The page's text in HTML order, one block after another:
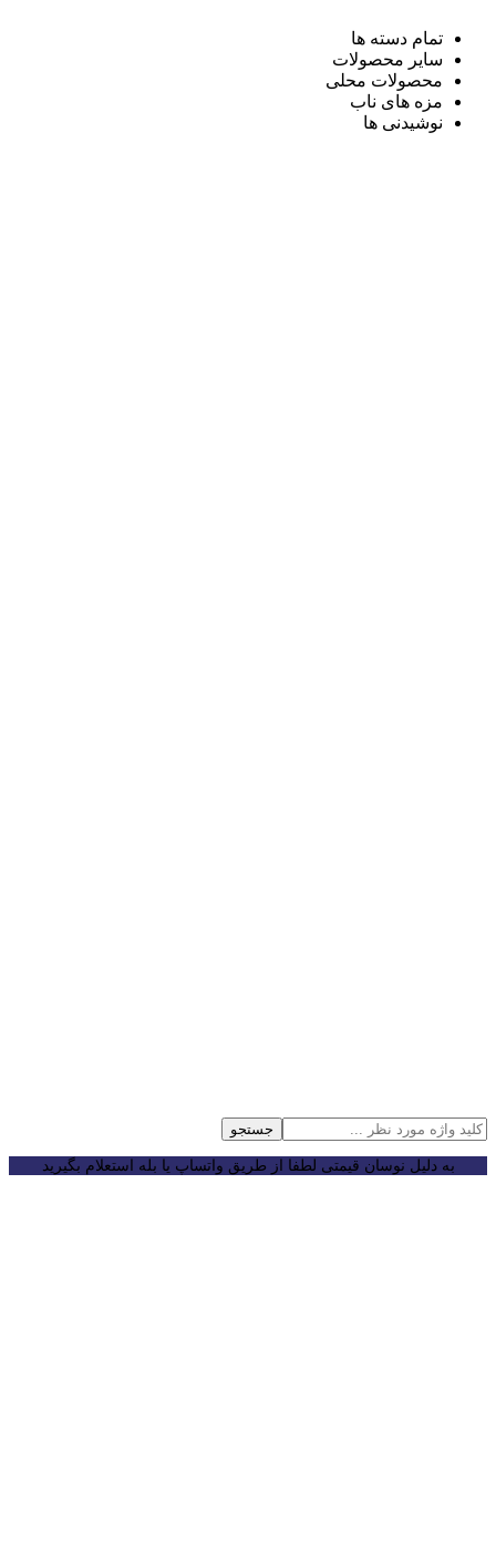
تمام دسته ها
سایر محصولات
محصولات محلی
مزه های ناب
نوشیدنی ها
جستجو
به دلیل نوسان قیمتی لطفا از طریق واتساپ یا بله استعلام بگیرید